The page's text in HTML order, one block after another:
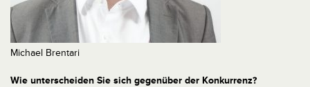
Michael Brentari
Wie unterscheiden Sie sich gegenüber der Konkurrenz?